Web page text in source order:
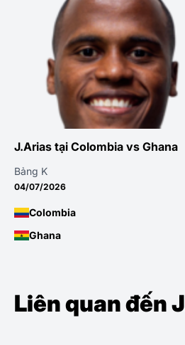
tại Colombia vs Ghana
K
07/2026
Colombia
Ghana
Liên quan đến